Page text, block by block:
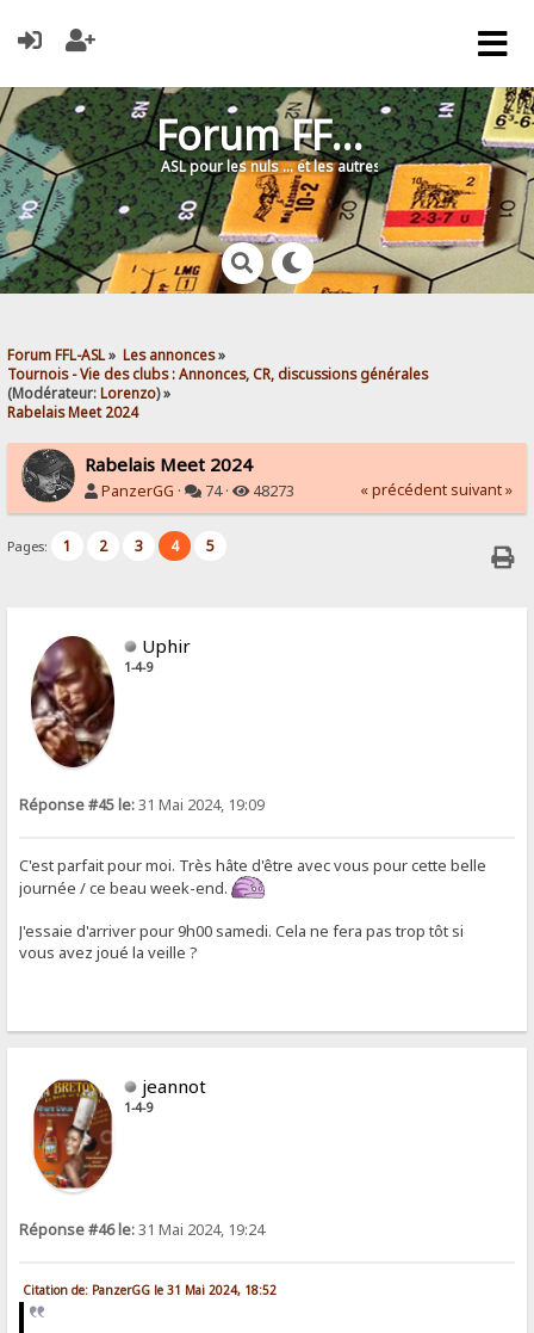
Forum FFL-ASL
ASL pour les nuls … et les autres !
Forum FFL-ASL» Les annonces»
Tournois - Vie des clubs : Annonces, CR, discussions générales
(Modérateur:Lorenzo) »
Rabelais Meet 2024
Rabelais Meet 2024
PanzerGG · 74 · 48273 « précédent suivant »
Pages: 1 2 3 4 5
Uphir
1-4-9
Réponse #45 le:31 Mai 2024, 19:09
C'est parfait pour moi. Très hâte d'être avec vous pour cette belle
journée / ce beau week-end.
J'essaie d'arriver pour 9h00 samedi. Cela ne fera pas trop tôt si
vous avez joué la veille ?
jeannot
1-4-9
Réponse #46 le:31 Mai 2024, 19:24
Citation de: PanzerGG le 31 Mai 2024, 18:52